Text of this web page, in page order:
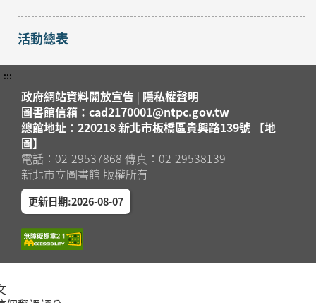
活動總表
:::
政府網站資料開放宣告 | 隱私權聲明
圖書館信箱：cad2170001@ntpc.gov.tw
總館地址：220218 新北市板橋區貴興路139號 【地
圖】
電話：02-29537868 傳真：02-29538139
新北市立圖書館 版權所有
更新日期:2026-08-07